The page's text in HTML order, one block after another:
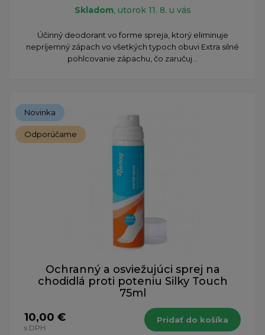
Skladom, utorok 11. 8. u vás
Účinný deodorant vo forme spreja, ktorý eliminuje
nepríjemný zápach vo všetkých typoch obuvi Extra silné
pohlcovanie zápachu, čo zaručuj...
Novinka
Odporúčame
Ochranný a osviežujúci sprej na
chodidlá proti poteniu Silky Touch
75ml
10,00 €
s DPH
Pridať do košíka